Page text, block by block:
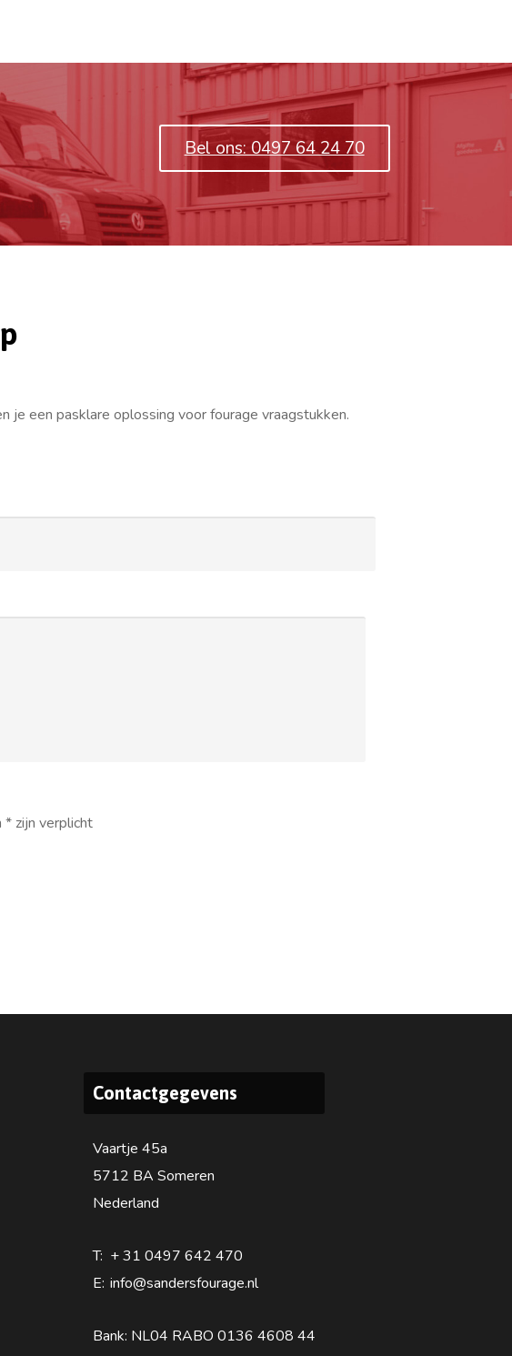
Bel ons: 0497 64 24 70
je een pasklare oplossing voor fourage vraagstukken.
zijn verplicht
Contactgegevens
Vaartje 45a
5712 BA Someren
Nederland
T: + 31 0497 642 470
E: info@sandersfourage.nl
Bank: NL04 RABO 0136 4608 44